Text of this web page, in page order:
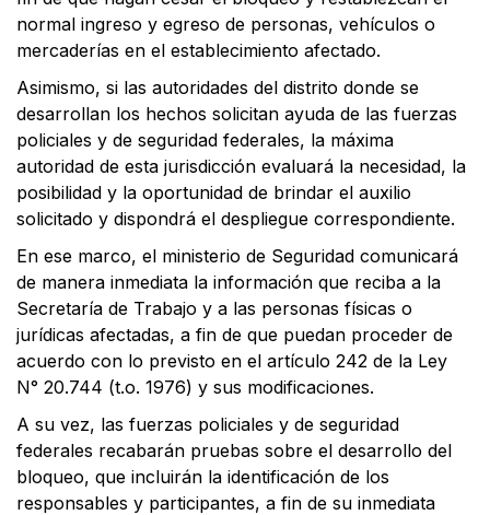
normal ingreso y egreso de personas, vehículos o
mercaderías en el establecimiento afectado.
Asimismo, si las autoridades del distrito donde se
desarrollan los hechos solicitan ayuda de las fuerzas
policiales y de seguridad federales, la máxima
autoridad de esta jurisdicción evaluará la necesidad, la
posibilidad y la oportunidad de brindar el auxilio
solicitado y dispondrá el despliegue correspondiente.
En ese marco, el ministerio de Seguridad comunicará
de manera inmediata la información que reciba a la
Secretaría de Trabajo y a las personas físicas o
jurídicas afectadas, a fin de que puedan proceder de
acuerdo con lo previsto en el artículo 242 de la Ley
N° 20.744 (t.o. 1976) y sus modificaciones.
A su vez, las fuerzas policiales y de seguridad
federales recabarán pruebas sobre el desarrollo del
bloqueo, que incluirán la identificación de los
responsables y participantes, a fin de su inmediata